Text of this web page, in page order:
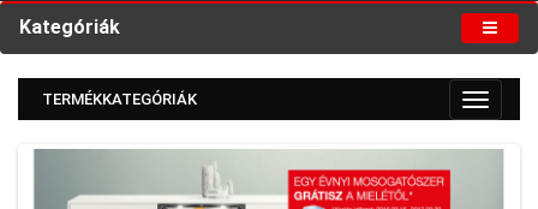
Kategóriák
TERMÉKKATEGÓRIÁK